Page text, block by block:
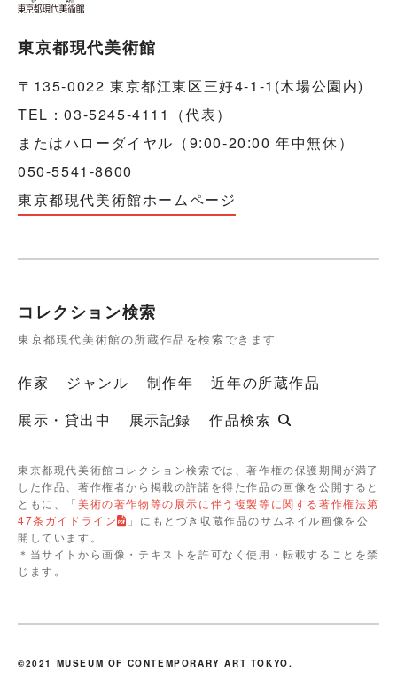
東京都現代美術館
〒135-0022 東京都江東区三好4-1-1(木場公園内)
TEL：03-5245-4111（代表）
またはハローダイヤル（9:00-20:00 年中無休）
050-5541-8600
東京都現代美術館ホームページ
コレクション検索
東京都現代美術館の所蔵作品を検索できます
作家 ジャンル 制作年
近年の所蔵作品
展示・貸出中
展示記録 作品検索
東京都現代美術館コレクション検索では、著作権の保護期間が満了
した作品、著作権者から掲載の許諾を得た作品の画像を公開すると
ともに、「美術の著作物等の展示に伴う複製等に関する著作権法第
47条ガイドライン
」にもとづき収蔵作品のサムネイル画像を公
開しています。
＊当サイトから画像・テキストを許可なく使用・転載することを禁
じます。
©2021 MUSEUM OF CONTEMPORARY ART TOKYO.